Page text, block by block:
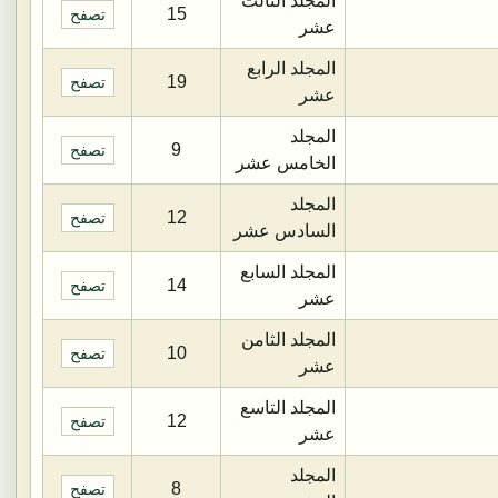
عشر
15 تصفح
المجلد الرابع
عشر
19 تصفح
المجلد
الخامس عشر
9 تصفح
المجلد
السادس عشر
12 تصفح
المجلد السابع
عشر
14 تصفح
المجلد الثامن
عشر
10 تصفح
المجلد التاسع
عشر
12 تصفح
المجلد
8 تصفح